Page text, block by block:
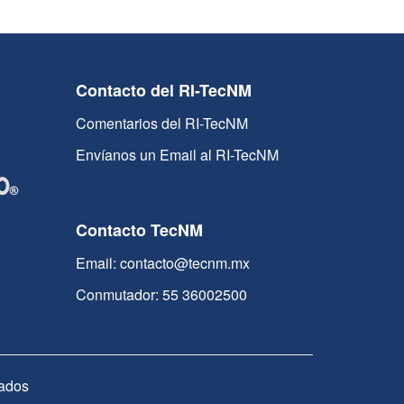
Contacto del RI-TecNM
Comentarios del RI-TecNM
Envíanos un Email al RI-TecNM
Contacto TecNM
Email: contacto@tecnm.mx
Conmutador: 55 36002500